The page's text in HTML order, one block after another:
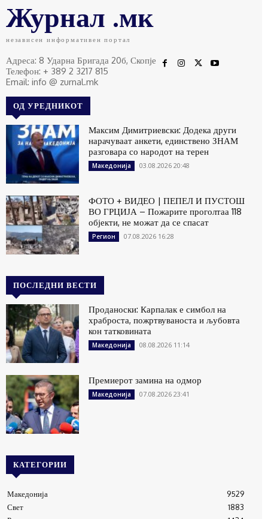
Журнал .мк
независен информативен портал
Адреса: 8 Ударна Бригада 20б, Скопје
Телефон: + 389 2 3217 815
Email: info @ zurnal.mk
ОД УРЕДНИКОТ
Максим Димитриевски: Додека други
нарачуваат анкети, единствено ЗНАМ
разговара со народот на терен
Македонија 03.08.2026 20:48
ФОТО + ВИДЕО | ПЕПЕЛ И ПУСТОШ
ВО ГРЦИЈА – Пожарите проголтаа 118
објекти, не можат да се спасат
Регион 07.08.2026 16:28
ПОСЛЕДНИ ВЕСТИ
Проданоски: Карпалак е симбол на
храброста, пожртвуваноста и љубовта
кон татковината
Македонија 08.08.2026 11:14
Премиерот замина на одмор
Македонија 07.08.2026 23:41
КАТЕГОРИИ
Македонија
9529
Свет
1883